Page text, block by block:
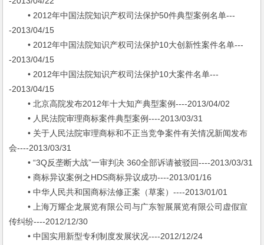
• 2012年中国法院知识产权司法保护50件典型案例名单---
-2013/04/15
• 2012年中国法院知识产权司法保护10大创新性案件名单---
-2013/04/15
• 2012年中国法院知识产权司法保护10大案件名单---
-2013/04/15
• 北京高院发布2012年十大知产典型案例----2013/04/02
• 人民法院审理商标案件典型案例----2013/03/31
• 关于人民法院审理商标和不正当竞争案件有关情况新闻发布
会----2013/03/31
• “3Q反垄断大战”一审判决 360全部诉请被驳回----2013/03/31
• 商标异议案例之HDS商标异议成功----2013/01/16
• 中华人民共和国商标法修正案（草案）----2013/01/01
• 上海万耀企龙展览有限公司与广东智展展览有限公司虚假宣
传纠纷----2012/12/30
• 中国实用新型专利制度发展状况----2012/12/24